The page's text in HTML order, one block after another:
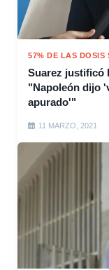
57% DE LAS DOSIS
Suarez justificó
"Napoleón dijo
apurado'"
11 MARZO, 2021